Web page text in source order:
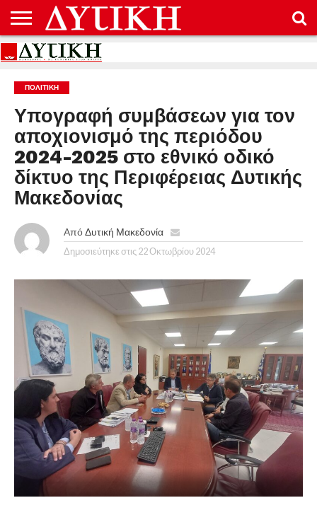
ΑΡΧΙΚΉ
ΕΠΙΚΟΙΝΩΝΊΑ
ΌΡΟΙ
ΠΡΟΣΤΑΣΊΑ
ΔΕΔΟΜΈΝΩΝ
ΠΟΛΙΤΙΚΉ
Υπογραφή συμβάσεων για τον
αποχιονισμό της περιόδου
2024-2025 στο εθνικό οδικό
δίκτυο της Περιφέρειας Δυτικής
Μακεδονίας
Από Δυτική Μακεδονία
Δημοσιεύτηκε στις 22 Οκτωβρίου 2024